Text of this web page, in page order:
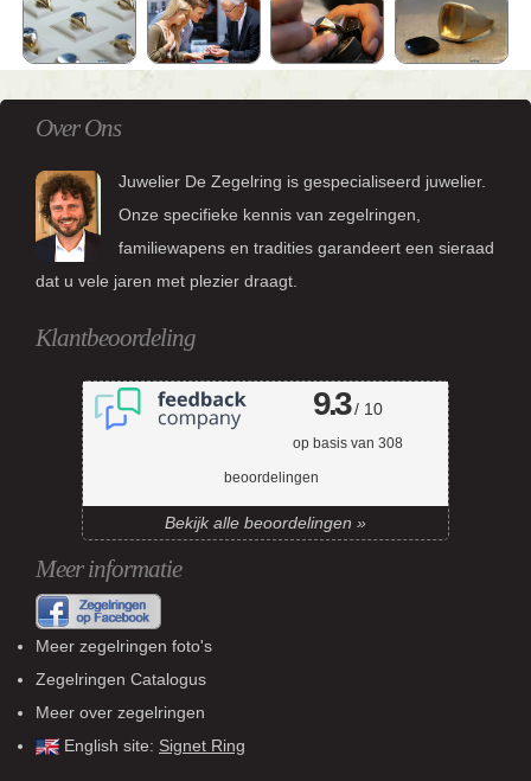
Over Ons
Juwelier De Zegelring is gespecialiseerd juwelier.
Onze specifieke kennis van zegelringen,
familiewapens en tradities garandeert een sieraad
dat u vele jaren met plezier draagt.
Klantbeoordeling
9.3/ 10
op basis van 308
beoordelingen
Bekijk alle beoordelingen »
Meer informatie
Meer zegelringen foto's
Zegelringen Catalogus
Meer over zegelringen
English site: Signet Ring